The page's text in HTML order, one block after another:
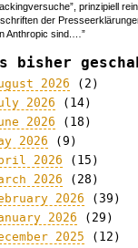
prinzipiell
der
Anthropic sind.… ”
bisher
2026 (2)
2026 (14)
2026 (18)
2026 (9)
2026 (15)
2026 (28)
2026 (39)
2026 (29)
2025 (12)